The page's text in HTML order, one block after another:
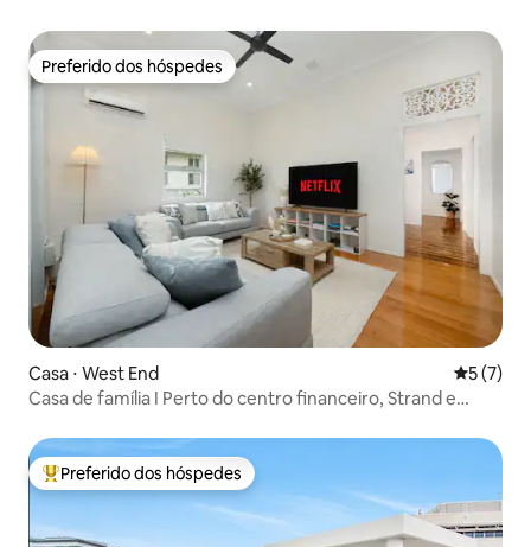
Preferido dos hóspedes
Preferido dos hóspedes
Casa ⋅ West End 5 de
5 (7)
Casa de família I Perto do centro financeiro, Strand e
Entre os melhores preferidos dos hóspedes
Preferido dos hóspedes